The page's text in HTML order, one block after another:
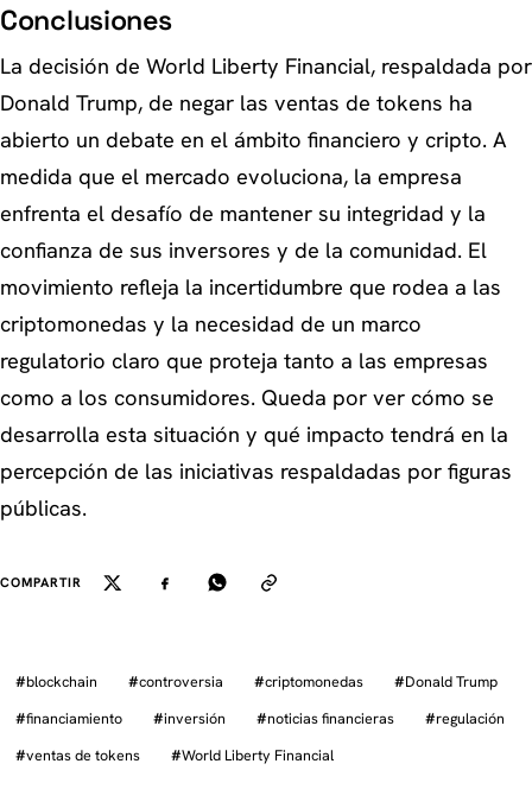
Conclusiones
La decisión de World Liberty Financial, respaldada por
Donald Trump, de negar las ventas de tokens ha
abierto un debate en el ámbito financiero y cripto. A
medida que el mercado evoluciona, la empresa
enfrenta el desafío de mantener su integridad y la
confianza de sus inversores y de la comunidad. El
movimiento refleja la incertidumbre que rodea a las
criptomonedas y la necesidad de un marco
regulatorio claro que proteja tanto a las empresas
como a los consumidores. Queda por ver cómo se
desarrolla esta situación y qué impacto tendrá en la
percepción de las iniciativas respaldadas por figuras
públicas.
COMPARTIR
#blockchain #controversia #criptomonedas #Donald Trump
#financiamiento #inversión #noticias financieras #regulación
#ventas de tokens #World Liberty Financial